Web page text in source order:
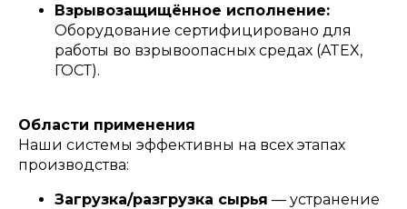
Взрывозащищённое исполнение:
Оборудование сертифицировано для
работы во взрывоопасных средах (ATEX,
ГОСТ).
Области применения
Наши системы эффективны на всех этапах
производства:
Загрузка/разгрузка сырья — устранение